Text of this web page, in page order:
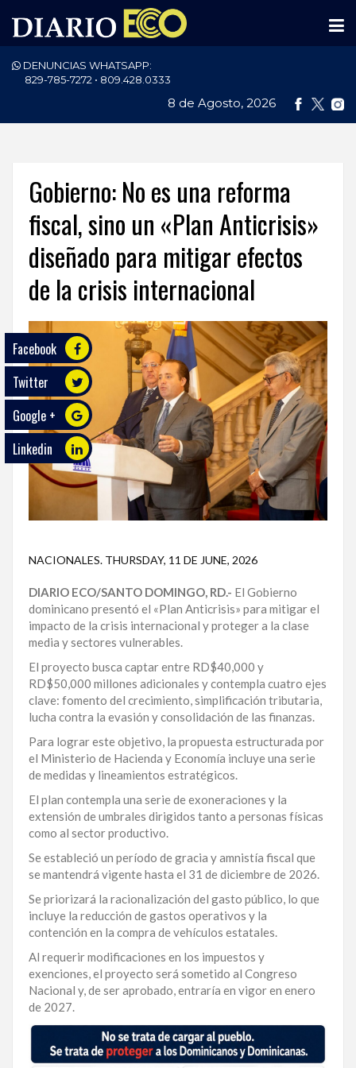
DENUNCIAS WHATSAPP:
829-785-7272 • 809.428.0333
8 de Agosto, 2026
PORTADA
ECONOMÍA
DEPORTES
ENTRETENIMIENTO
SALUD
TECNOLOGÍA
ECO
PLAY
TRABAJOS
DE
INVESTIGACIÓN
NACIONAL
SANTO
DOMINGO
SANTIAGO
SAN
JUAN
ALTAGRACIA
PUERTO
PLATA
CONTÁCTENOS
Gobierno: No es una reforma
fiscal, sino un «Plan Anticrisis»
diseñado para mitigar efectos
de la crisis internacional
Facebook
Twitter
Google +
Linkedin
NACIONALES. THURSDAY, 11 DE JUNE, 2026
DIARIO ECO/SANTO DOMINGO, RD.- El Gobierno
dominicano presentó el «Plan Anticrisis» para mitigar el
impacto de la crisis internacional y proteger a la clase
media y sectores vulnerables.
El proyecto busca captar entre RD$40,000 y
RD$50,000 millones adicionales y contempla cuatro ejes
clave: fomento del crecimiento, simplificación tributaria,
lucha contra la evasión y consolidación de las finanzas.
Para lograr este objetivo, la propuesta estructurada por
el Ministerio de Hacienda y Economía incluye una serie
de medidas y lineamientos estratégicos.
El plan contempla una serie de exoneraciones y la
extensión de umbrales dirigidos tanto a personas físicas
como al sector productivo.
Se estableció un período de gracia y amnistía fiscal que
se mantendrá vigente hasta el 31 de diciembre de 2026.
Se priorizará la racionalización del gasto público, lo que
incluye la reducción de gastos operativos y la
contención en la compra de vehículos estatales.
Al requerir modificaciones en los impuestos y
exenciones, el proyecto será sometido al Congreso
Nacional y, de ser aprobado, entraría en vigor en enero
de 2027.